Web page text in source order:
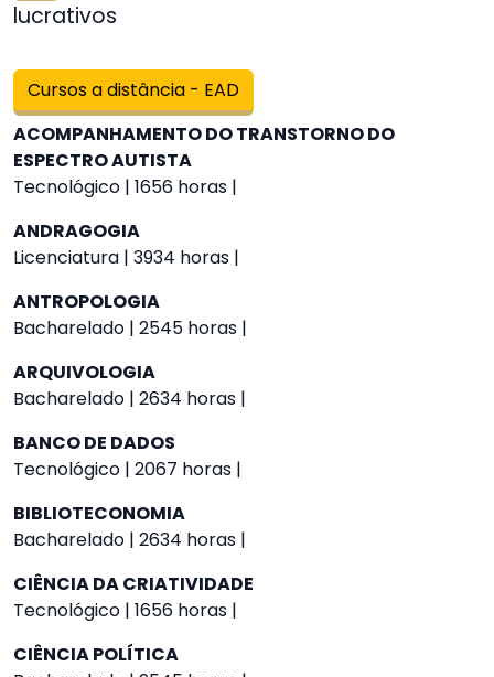
lucrativos
Cursos a distância - EAD
ACOMPANHAMENTO DO TRANSTORNO DO
ESPECTRO AUTISTA
Tecnológico | 1656 horas |
ANDRAGOGIA
Licenciatura | 3934 horas |
ANTROPOLOGIA
Bacharelado | 2545 horas |
ARQUIVOLOGIA
Bacharelado | 2634 horas |
BANCO DE DADOS
Tecnológico | 2067 horas |
BIBLIOTECONOMIA
Bacharelado | 2634 horas |
CIÊNCIA DA CRIATIVIDADE
Tecnológico | 1656 horas |
CIÊNCIA POLÍTICA